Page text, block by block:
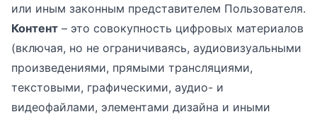
или иным законным представителем Пользователя.
Контент – это совокупность цифровых материалов
(включая, но не ограничиваясь, аудиовизуальными
произведениями, прямыми трансляциями,
текстовыми, графическими, аудио- и
видеофайлами, элементами дизайна и иными